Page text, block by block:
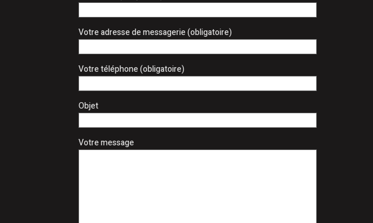
Votre adresse de messagerie (obligatoire)
Votre téléphone (obligatoire)
Objet
Votre message